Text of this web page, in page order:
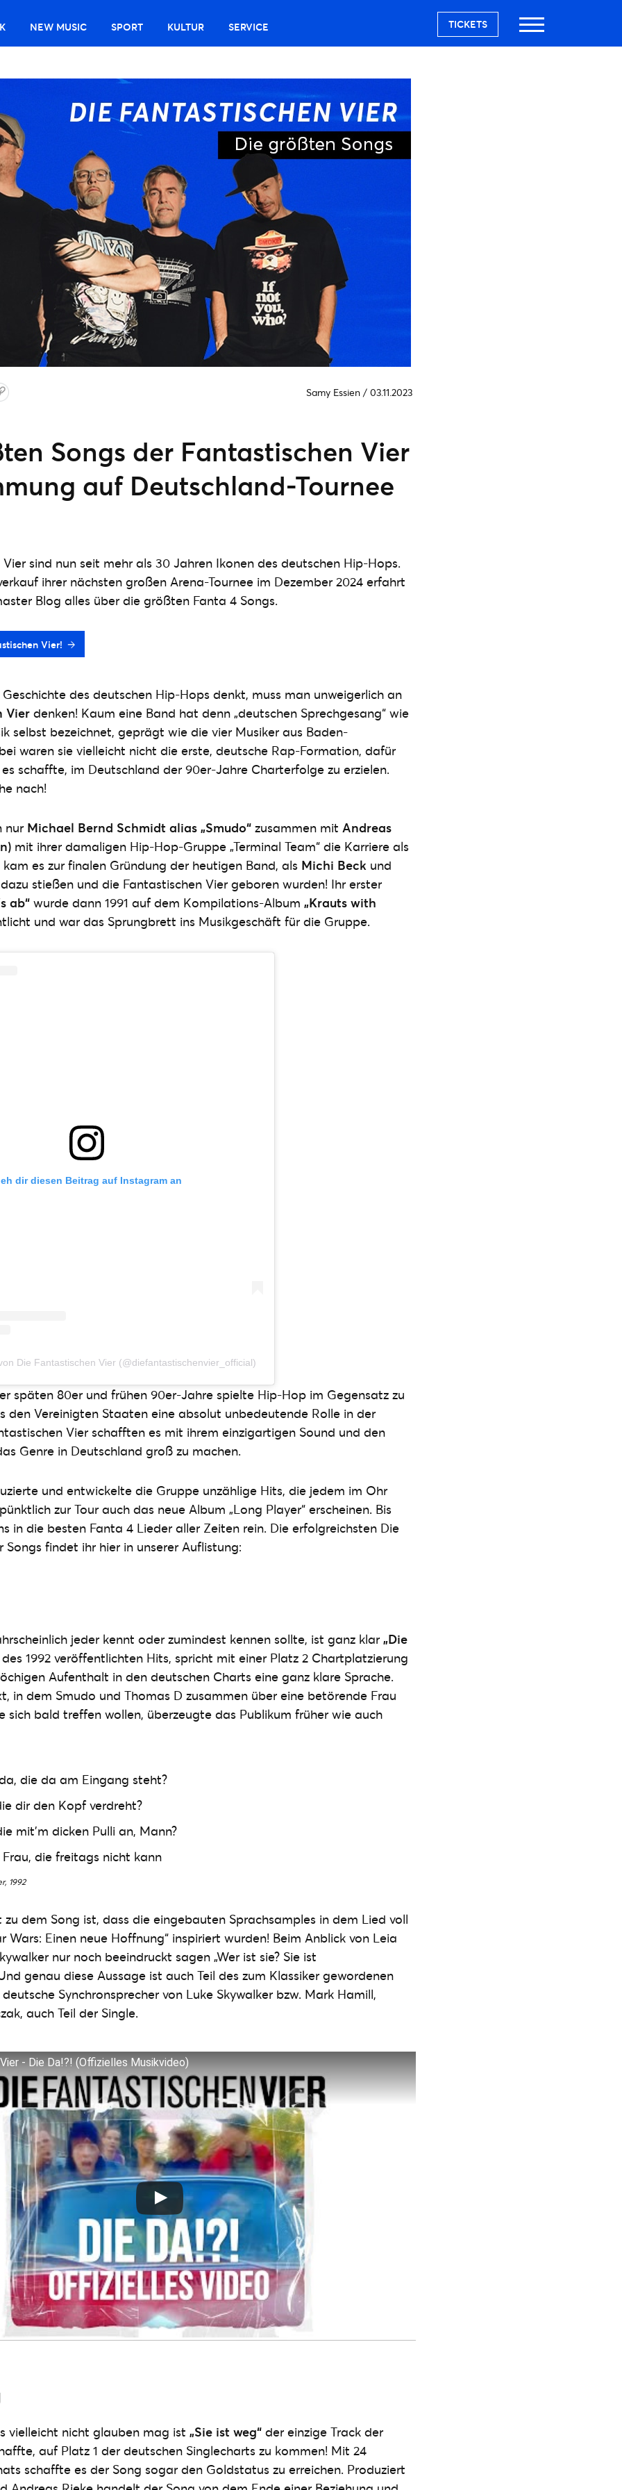
NEW MUSIC SPORT KULTUR SERVICE TICKETS
Samy Essien / 03.11.2023
Songs der Fantastischen Vier
auf Deutschland-Tournee
sind nun seit mehr als 30 Jahren Ikonen des deutschen Hip-Hops.
ihrer nächsten großen Arena-Tournee im Dezember 2024 erfahrt
Blog alles über die größten Fanta 4 Songs.
Vier!
des deutschen Hip-Hops denkt, muss man unweigerlich an
Vier denken! Kaum eine Band hat denn „deutschen Sprechgesang“ wie
selbst bezeichnet, geprägt wie die vier Musiker aus Baden-
waren sie vielleicht nicht die erste, deutsche Rap-Formation, dafür
schaffte, im Deutschland der 90er-Jahre Charterfolge zu erzielen.
nach!
nur Michael Bernd Schmidt alias „Smudo“ zusammen mit Andreas
mit ihrer damaligen Hip-Hop-Gruppe „Terminal Team“ die Karriere als
kam es zur finalen Gründung der heutigen Band, als Michi Beck und
stießen und die Fantastischen Vier geboren wurden! Ihr erster
ab“ wurde dann 1991 auf dem Kompilations-Album „Krauts with
und war das Sprungbrett ins Musikgeschäft für die Gruppe.
dir diesen Beitrag auf Instagram an
Die Fantastischen Vier (@diefantastischenvier_official)
späten 80er und frühen 90er-Jahre spielte Hip-Hop im Gegensatz zu
den Vereinigten Staaten eine absolut unbedeutende Rolle in der
Vier schafften es mit ihrem einzigartigen Sound und den
Genre in Deutschland groß zu machen.
und entwickelte die Gruppe unzählige Hits, die jedem im Ohr
zur Tour auch das neue Album „Long Player“ erscheinen. Bis
in die besten Fanta 4 Lieder aller Zeiten rein. Die erfolgreichsten Die
Songs findet ihr hier in unserer Auflistung:
jeder kennt oder zumindest kennen sollte, ist ganz klar „Die
1992 veröffentlichten Hits, spricht mit einer Platz 2 Chartplatzierung
Aufenthalt in den deutschen Charts eine ganz klare Sprache.
in dem Smudo und Thomas D zusammen über eine betörende Frau
sich bald treffen wollen, überzeugte das Publikum früher wie auch
die da am Eingang steht?
dir den Kopf verdreht?
mit’m dicken Pulli an, Mann?
die freitags nicht kann
1992
dem Song ist, dass die eingebauten Sprachsamples in dem Lied voll
Wars: Einen neue Hoffnung“ inspiriert wurden! Beim Anblick von Leia
nur noch beeindruckt sagen „Wer ist sie? Sie ist
genau diese Aussage ist auch Teil des zum Klassiker gewordenen
Synchronsprecher von Luke Skywalker bzw. Mark Hamill,
auch Teil der Single.
- Die Da!?! (Offizielles Musikvideo)
vielleicht nicht glauben mag ist „Sie ist weg“ der einzige Track der
auf Platz 1 der deutschen Singlecharts zu kommen! Mit 24
schaffte es der Song sogar den Goldstatus zu erreichen. Produziert